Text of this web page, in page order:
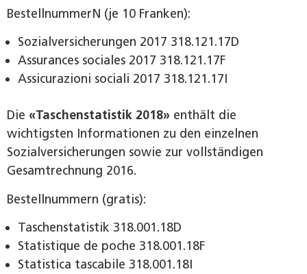
BestellnummerN (je 10 Franken):
Sozialversicherungen 2017 318.121.17D
Assurances sociales 2017 318.121.17F
Assicurazioni sociali 2017 318.121.17I
Die «Taschenstatistik 2018» enthält die
wichtigsten Informationen zu den einzelnen
Sozialversicherungen sowie zur vollständigen
Gesamtrechnung 2016.
Bestellnummern (gratis):
Taschenstatistik 318.001.18D
Statistique de poche 318.001.18F
Statistica tascabile 318.001.18I